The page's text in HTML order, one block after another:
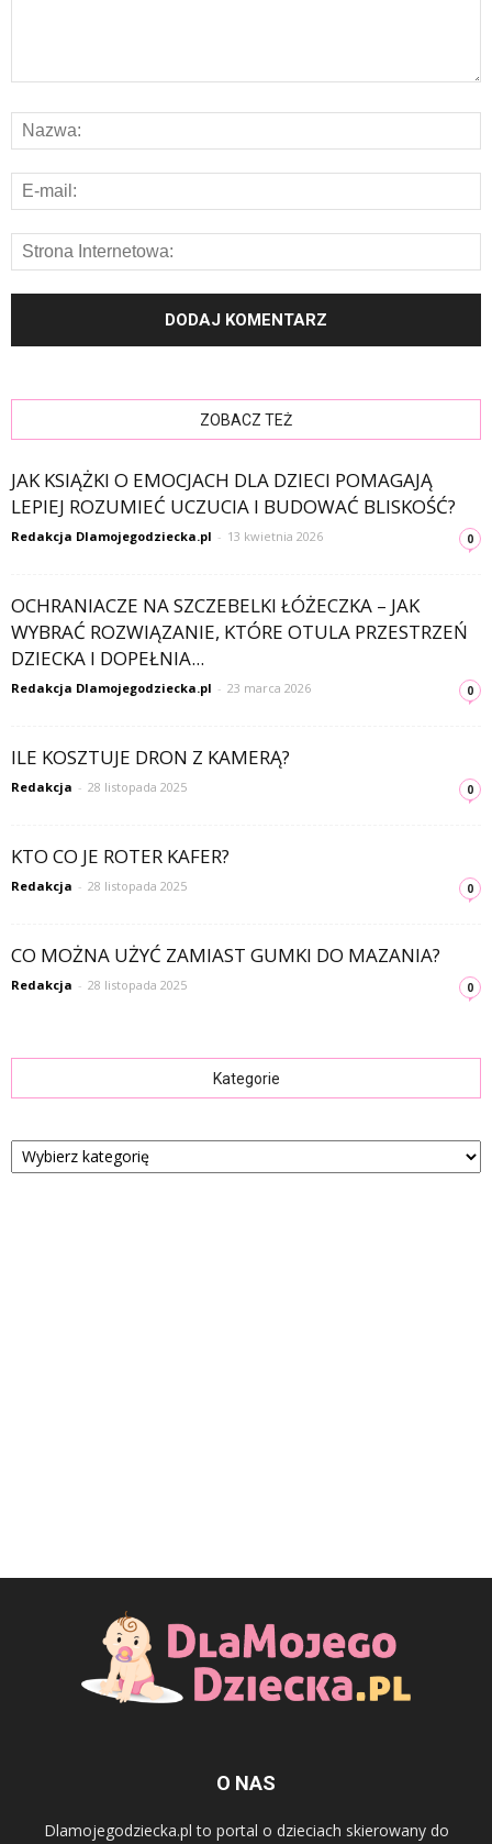
ZOBACZ TEŻ
JAK KSIĄŻKI O EMOCJACH DLA DZIECI POMAGAJĄ
LEPIEJ ROZUMIEĆ UCZUCIA I BUDOWAĆ BLISKOŚĆ?
Redakcja Dlamojegodziecka.pl - 13 kwietnia 2026 0
OCHRANIACZE NA SZCZEBELKI ŁÓŻECZKA – JAK
WYBRAĆ ROZWIĄZANIE, KTÓRE OTULA PRZESTRZEŃ
DZIECKA I DOPEŁNIA...
Redakcja Dlamojegodziecka.pl - 23 marca 2026 0
ILE KOSZTUJE DRON Z KAMERĄ?
Redakcja - 28 listopada 2025 0
KTO CO JE ROTER KAFER?
Redakcja - 28 listopada 2025 0
CO MOŻNA UŻYĆ ZAMIAST GUMKI DO MAZANIA?
Redakcja - 28 listopada 2025 0
Kategorie
Kategorie
O NAS
Dlamojegodziecka.pl to portal o dzieciach skierowany do